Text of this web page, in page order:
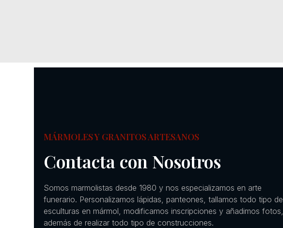
MÁRMOLES Y GRANITOS ARTESANOS
Contacta con Nosotros
Somos marmolistas desde 1980 y nos especializamos en arte
funerario. Personalizamos lápidas, panteones, tallamos todo tipo de
esculturas en mármol, modificamos inscripciones y añadimos fotos,
además de realizar todo tipo de construcciones.